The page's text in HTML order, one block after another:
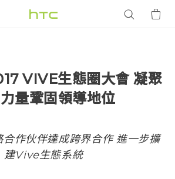
VIVE生態圈大會 凝聚
量鞏固領導地位
作伙伴達成跨界合作 進一步擴
建Vive生態系統